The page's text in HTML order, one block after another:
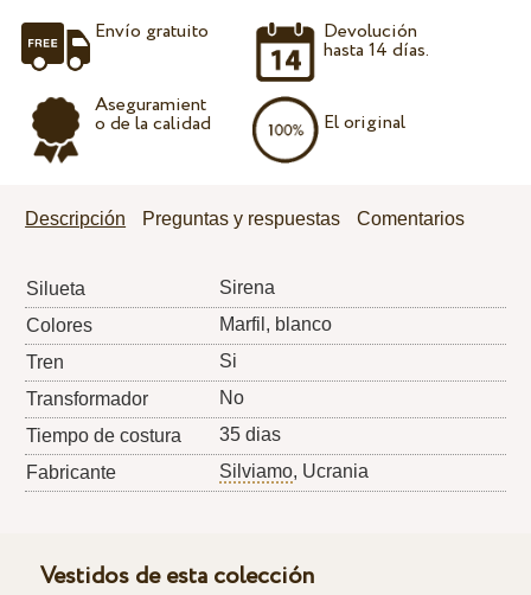
Envío gratuito
Aseguramient
o de la calidad
Devolución
hasta 14 días.
El original
Descripción Preguntas y respuestas Comentarios
Silueta
Sirena
Colores
Marfil, blanco
Tren
Si
Transformador
No
Tiempo de costura
35 dias
Fabricante
Silviamo, Ucrania
Vestidos de esta colección